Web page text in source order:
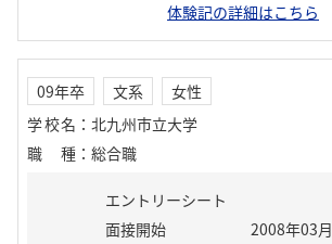
体験記の詳細はこちら
09年卒 文系
女性
学校名 ： 北九州市立大学
職種 ： 総合職
エントリーシート
面接開始
2008年03月